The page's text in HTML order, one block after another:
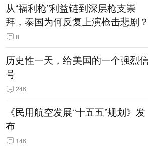
从“福利枪”利益链到深层枪支崇
拜，泰国为何反复上演枪击悲剧？
8
历史性一天，给美国的一个强烈
号
246
《民用航空发展“十五五”规划》发
布
146